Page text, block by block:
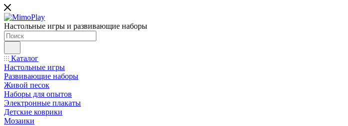
Настольные игры и развивающие наборы
Каталог
Настольные игры
Развивающие наборы
Живой песок
Наборы для опытов
Электронные плакаты
Детские коврики
Мозаики